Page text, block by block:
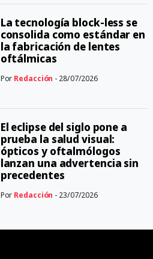
La tecnología block-less se
consolida como estándar en
la fabricación de lentes
oftálmicas
Por Redacción - 28/07/2026
El eclipse del siglo pone a
prueba la salud visual:
ópticos y oftalmólogos
lanzan una advertencia sin
precedentes
Por Redacción - 23/07/2026